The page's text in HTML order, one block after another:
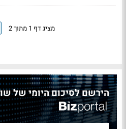
מציג דף 1 מתוך 2
הירשם לסיכום היומי של